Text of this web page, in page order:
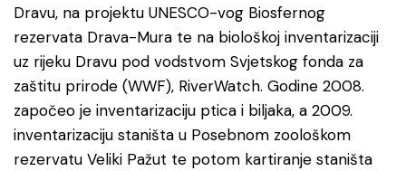
Dravu, na projektu UNESCO-vog Biosfernog
rezervata Drava-Mura te na biološkoj inventarizaciji
uz rijeku Dravu pod vodstvom Svjetskog fonda za
zaštitu prirode (WWF), RiverWatch. Godine 2008.
započeo je inventarizaciju ptica i biljaka, a 2009.
inventarizaciju staništa u Posebnom zoološkom
rezervatu Veliki Pažut te potom kartiranje staništa